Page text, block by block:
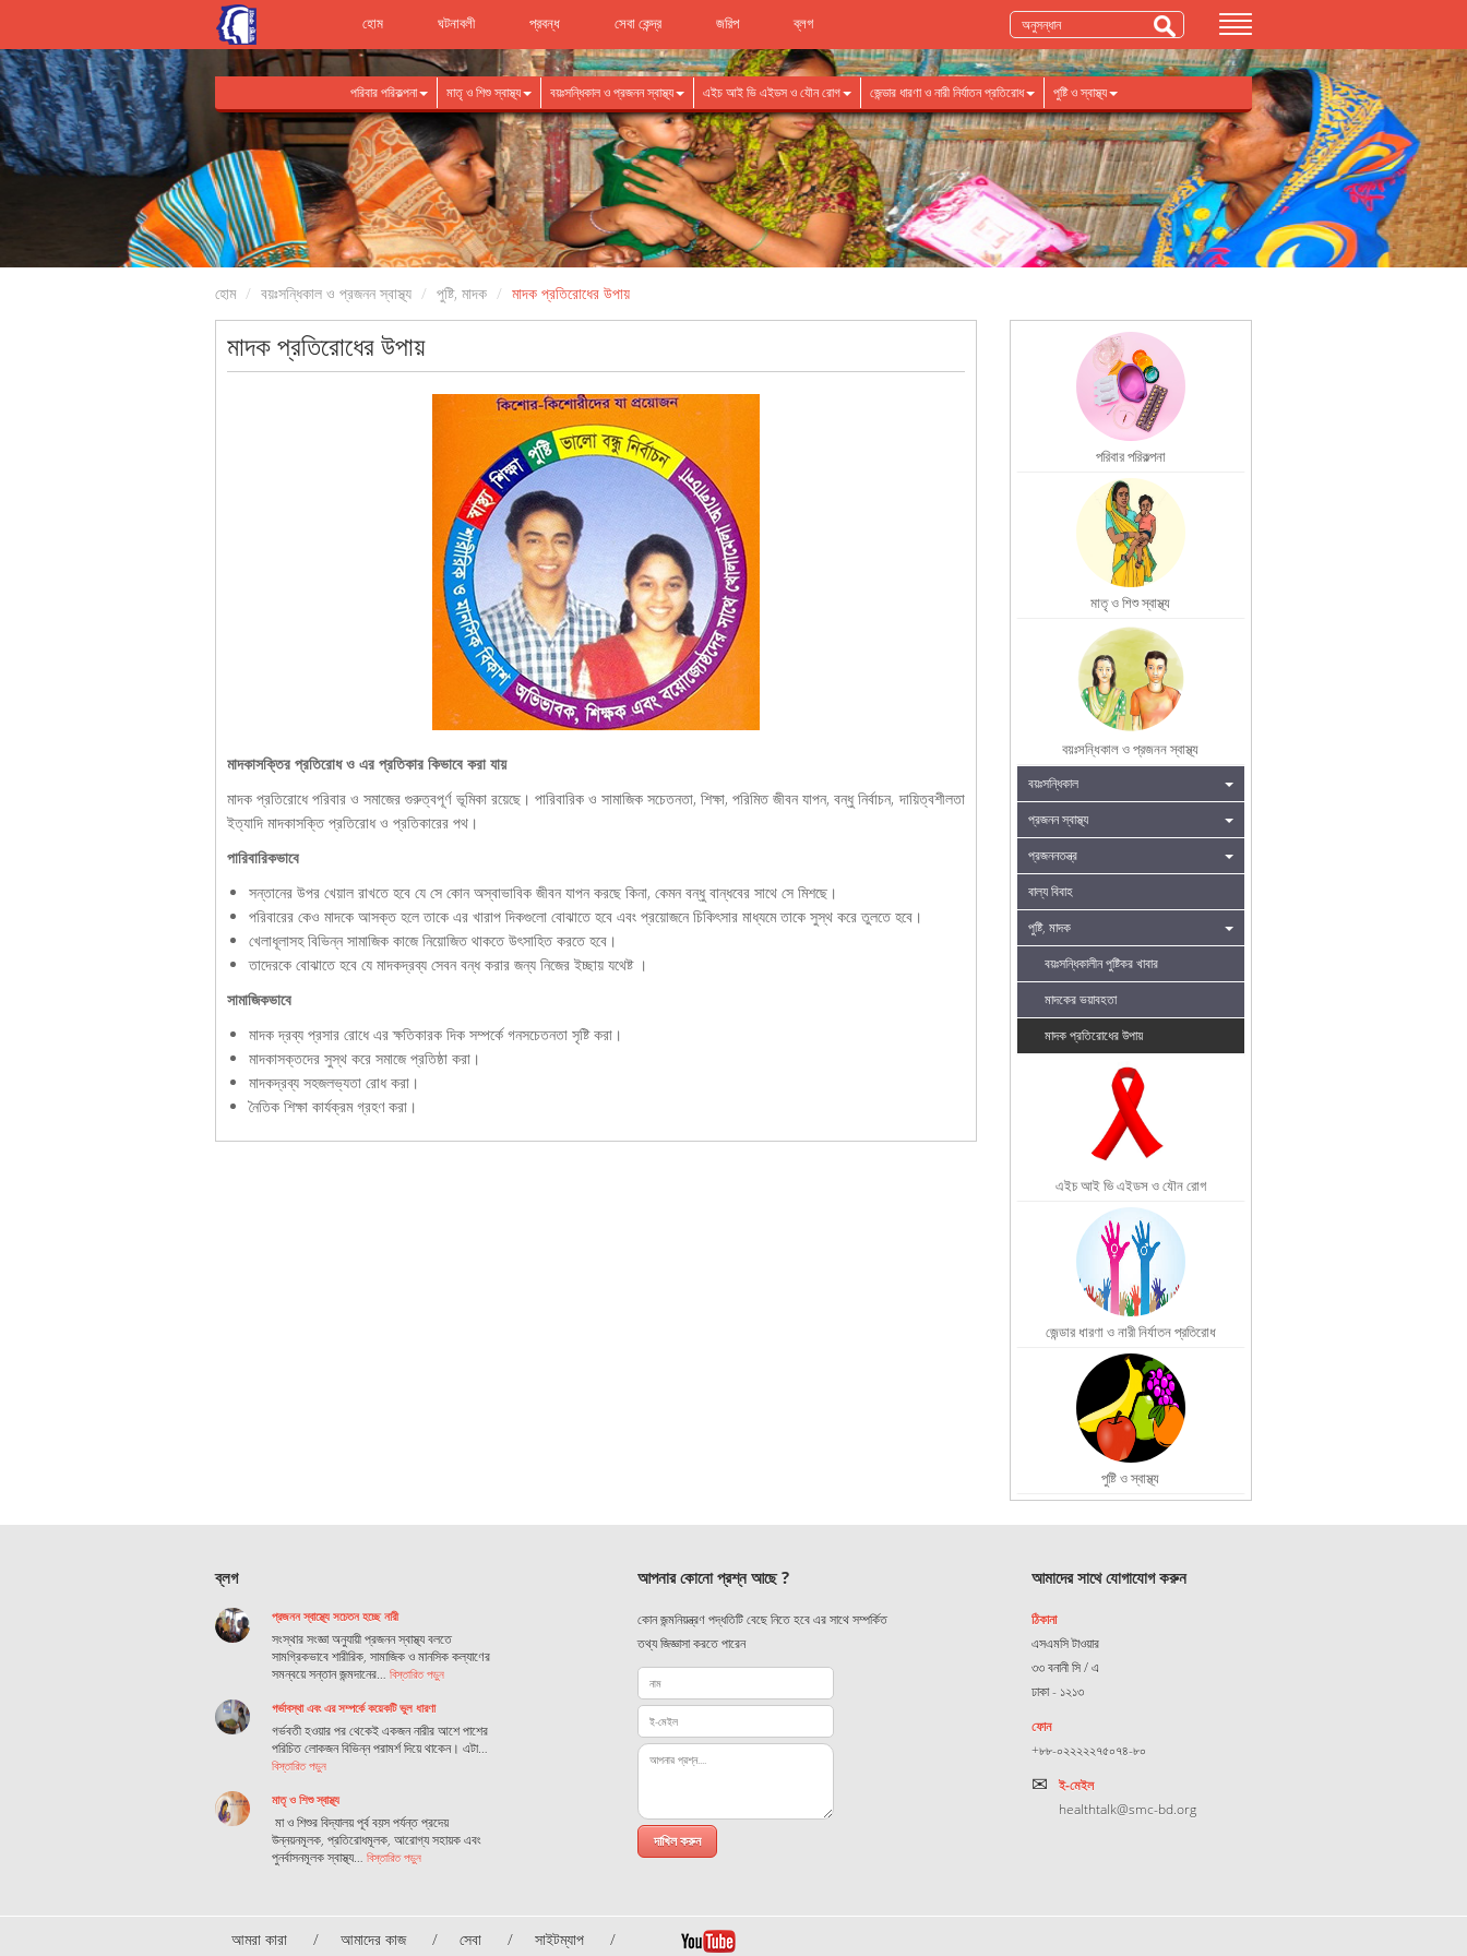
হোম ঘটনাবলী প্রবন্ধ সেবা কেন্দ্র জরিপ ব্লগ
পরিবার পরিকল্পনা মাতৃ ও শিশু স্বাস্থ্য বয়ঃসন্ধিকাল ও প্রজনন স্বাস্থ্য এইচ আই ভি এইডস ও যৌন রোগ জেন্ডার ধারণা ও নারী নির্যাতন প্রতিরোধ পুষ্টি ও স্বাস্থ্য
হোম বয়ঃসন্ধিকাল ও প্রজনন স্বাস্থ্য পুষ্টি, মাদক মাদক প্রতিরোধের উপায়
মাদক প্রতিরোধের উপায়
মাদকাসক্তির প্রতিরোধ ও এর প্রতিকার কিভাবে করা যায়
মাদক প্রতিরোধে পরিবার ও সমাজের গুরুত্বপূর্ণ ভূমিকা রয়েছে। পারিবারিক ও সামাজিক সচেতনতা, শিক্ষা, পরিমিত জীবন যাপন, বন্ধু নির্বাচন, দায়িত্বশীলতা
ইত্যাদি মাদকাসক্তি প্রতিরোধ ও প্রতিকারের পথ।
পারিবারিকভাবে
সন্তানের উপর খেয়াল রাখতে হবে যে সে কোন অস্বাভাবিক জীবন যাপন করছে কিনা, কেমন বন্ধু বান্ধবের সাথে সে মিশছে।
পরিবারের কেও মাদকে আসক্ত হলে তাকে এর খারাপ দিকগুলো বোঝাতে হবে এবং প্রয়োজনে চিকিৎসার মাধ্যমে তাকে সুস্থ করে তুলতে হবে।
খেলাধূলাসহ বিভিন্ন সামাজিক কাজে নিয়োজিত থাকতে উৎসাহিত করতে হবে।
তাদেরকে বোঝাতে হবে যে মাদকদ্রব্য সেবন বন্ধ করার জন্য নিজের ইচ্ছায় যথেষ্ট ।
সামাজিকভাবে
মাদক দ্রব্য প্রসার রোধে এর ক্ষতিকারক দিক সম্পর্কে গনসচেতনতা সৃষ্টি করা।
মাদকাসক্তদের সুস্থ করে সমাজে প্রতিষ্ঠা করা।
মাদকদ্রব্য সহজলভ্যতা রোধ করা।
নৈতিক শিক্ষা কার্যক্রম গ্রহণ করা।
পরিবার পরিকল্পনা
মাতৃ ও শিশু স্বাস্থ্য
বয়ঃসন্ধিকাল ও প্রজনন স্বাস্থ্য
বয়ঃসন্ধিকাল
প্রজনন স্বাস্থ্য
প্রজননতন্ত্র
বাল্য বিবাহ
পুষ্টি, মাদক
বয়ঃসন্ধিকালীন পুষ্টিকর খাবার
মাদকের ভয়াবহতা
মাদক প্রতিরোধের উপায়
এইচ আই ভি এইডস ও যৌন রোগ
জেন্ডার ধারণা ও নারী নির্যাতন প্রতিরোধ
পুষ্টি ও স্বাস্থ্য
ব্লগ
প্রজনন স্বাস্থ্যে সচেতন হচ্ছে নারী
সংস্থার সংজ্ঞা অনুযায়ী প্রজনন স্বাস্থ্য বলতে
সামগ্রিকভাবে শারীরিক, সামাজিক ও মানসিক কল্যাণের
সমন্বয়ে সন্তান জন্মদানের… বিস্তারিত পড়ুন
গর্ভাবস্থা এবং এর সম্পর্কে কয়েকটি ভুল ধারণা
গর্ভবতী হওয়ার পর থেকেই একজন নারীর আশে পাশের
পরিচিত লোকজন বিভিন্ন পরামর্শ দিয়ে থাকেন। এটা…
বিস্তারিত পড়ুন
মাতৃ ও শিশু স্বাস্থ্য
মা ও শিশুর বিদ্যালয় পূর্ব বয়স পর্যন্ত প্রদেয়
উন্নয়নমূলক, প্রতিরোধমূলক, আরোগ্য সহায়ক এবং
পুনর্বাসনমূলক স্বাস্থ্য… বিস্তারিত পড়ুন
আপনার কোনো প্রশ্ন আছে ?
কোন জন্মনিয়ন্ত্রণ পদ্ধতিটি বেছে নিতে হবে এর সাথে সম্পর্কিত
তথ্য জিজ্ঞাসা করতে পারেন
আমাদের সাথে যোগাযোগ করুন
ঠিকানা
এসএমসি টাওয়ার
৩৩ বনানী সি / এ
ঢাকা - ১২১৩
ফোন
+৮৮-০২২২২২৭৫০৭৪-৮০
ই-মেইল
healthtalk@smc-bd.org
আমরা কারা আমাদের কাজ সেবা সাইটম্যাপ